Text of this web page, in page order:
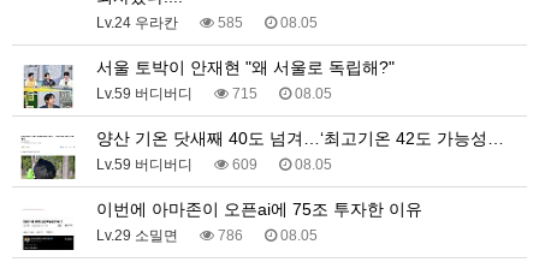
Lv.24 우라칸 585 08.05
서울 토박이 안재현 "왜 서울로 독립해?"
Lv.59 버디버디 715 08.05
양산 기온 닷새째 40도 넘겨…‘최고기온 42도 가능성…
Lv.59 버디버디 609 08.05
이번에 아마존이 오픈ai에 75조 투자한 이유
Lv.29 소밀면 786 08.05